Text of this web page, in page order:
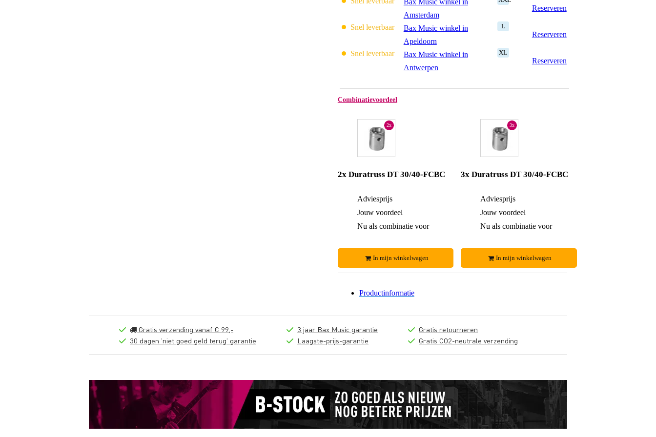
Bax Music winkel in
Amsterdam
Reserveren
Snel leverbaar
Bax Music winkel in
Apeldoorn
L
Reserveren
Snel leverbaar
Bax Music winkel in
Antwerpen
XL
Reserveren
Combinatievoordeel
2x
2x Duratruss DT 30/40-FCBC
Adviesprijs
Jouw voordeel
Nu als combinatie voor
In mijn winkelwagen
3x
3x Duratruss DT 30/40-FCBC
Adviesprijs
Jouw voordeel
Nu als combinatie voor
In mijn winkelwagen
Productinformatie
Gratis verzending vanaf € 99,-
30 dagen 'niet goed geld terug' garantie
3 jaar Bax Music garantie
Laagste-prijs-garantie
Gratis retourneren
Gratis CO2-neutrale verzending